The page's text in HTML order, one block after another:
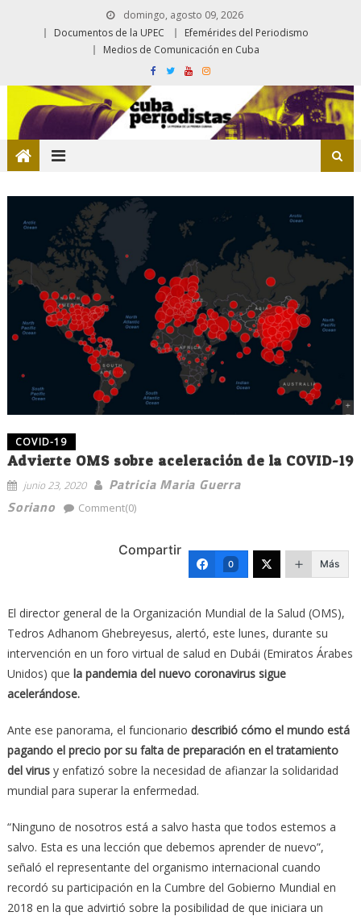
domingo, agosto 09, 2026
Documentos de la UPEC
Efemérides del Periodismo
Medios de Comunicación en Cuba
COVID-19
Advierte OMS sobre aceleración de la COVID-19
junio 23, 2020
Patricia Maria Guerra
Soriano
Comment(0)
Compartir
0 Más
El director general de la Organización Mundial de la Salud (OMS),
Tedros Adhanom Ghebreyesus, alertó, este lunes, durante su
intervención en un foro virtual de salud en Dubái (Emiratos Árabes
Unidos) que la pandemia del nuevo coronavirus sigue
acelerándose.
Ante ese panorama, el funcionario describió cómo el mundo está
pagando el precio por su falta de preparación en el tratamiento
del virusy enfatizó sobre la necesidad de afianzar la solidaridad
mundial para superar la enfermedad.
“Ninguno de nosotros está a salvo hasta que todos estemos a
salvo. Esta es una lección que debemos aprender de nuevo”,
señaló el representante del organismo internacional cuando
recordó su participación en la Cumbre del Gobierno Mundial en
2018 en la que advirtió sobre la posibilidad de que iniciara un